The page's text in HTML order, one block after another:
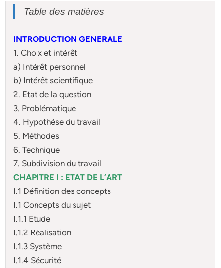
Table des matières
INTRODUCTION GENERALE
1. Choix et intérêt
a) Intérêt personnel
b) Intérêt scientifique
2. Etat de la question
3. Problématique
4. Hypothèse du travail
5. Méthodes
6. Technique
7. Subdivision du travail
CHAPITRE I : ETAT DE L’ART
I.1 Définition des concepts
I.1 Concepts du sujet
I.1.1 Etude
I.1.2 Réalisation
I.1.3 Système
I.1.4 Sécurité